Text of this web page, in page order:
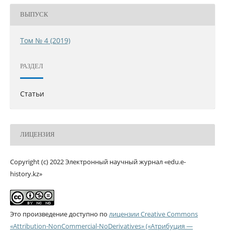
ВЫПУСК
Том № 4 (2019)
РАЗДЕЛ
Статьи
ЛИЦЕНЗИЯ
Copyright (c) 2022 Электронный научный журнал «edu.e-
history.kz»
Это произведение доступно по лицензии Creative Commons
«Attribution-NonCommercial-NoDerivatives» («Атрибуция —